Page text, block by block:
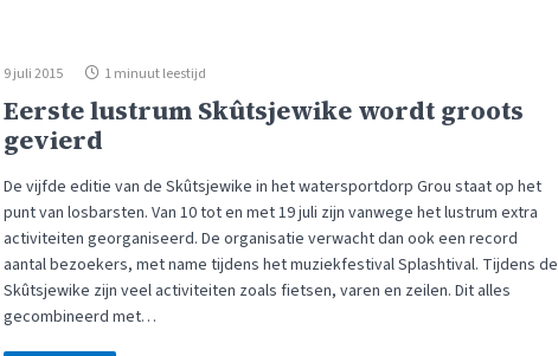
9 juli 2015 1 minuut leestijd
Eerste lustrum Skûtsjewike wordt groots
gevierd
De vijfde editie van de Skûtsjewike in het watersportdorp Grou staat op het
punt van losbarsten. Van 10 tot en met 19 juli zijn vanwege het lustrum extra
activiteiten georganiseerd. De organisatie verwacht dan ook een record
aantal bezoekers, met name tijdens het muziekfestival Splashtival. Tijdens de
Skûtsjewike zijn veel activiteiten zoals fietsen, varen en zeilen. Dit alles
gecombineerd met…